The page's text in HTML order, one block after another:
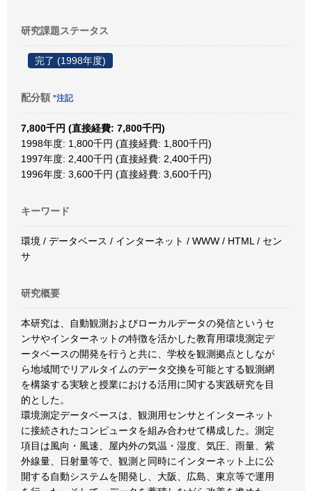
研究課題ステータス
完了 (1998年度)
配分額 *注記
7,800千円 (直接経費: 7,800千円)
1998年度: 1,800千円 (直接経費: 1,800千円)
1997年度: 2,400千円 (直接経費: 2,400千円)
1996年度: 3,600千円 (直接経費: 3,600千円)
キーワード
環境 / データベース / インターネット / WWW / HTML / セン
サ
研究概要
本研究は、自動観測およびローカルデータの発信というセ
ンサやインターネットの特徴を活かした教育用環境測定デ
ータベースの開発を行うと共に、学校を観測拠点としなが
ら地域間でリアルタイムのデータ交換を可能とする観測網
を構築する実験と授業における活用に関する実践研究を目
的とした。
環境測定データベースは、観測用センサとインターネット
に接続されたコンピュータを組み合わせて構成した。測定
項目は風向・風速、屋内外の気温・湿度、気圧、雨量、紫
外線量、日射量等で、観測と同時にインターネット上に公
開する自動システムを開発し、大阪、広島、東京等で運用